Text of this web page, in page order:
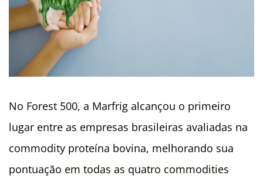
No Forest 500, a Marfrig alcançou o primeiro
lugar entre as empresas brasileiras avaliadas na
commodity proteína bovina, melhorando sua
pontuação em todas as quatro commodities